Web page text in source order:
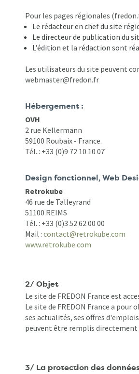
Pour les pages régionales
Le rédacteur en chef du site
Le directeur de publication du
L’édition et la rédaction sont
Les utilisateurs du site peuvent
webmaster@fredon.fr
Hébergement :
OVH
2 rue Kellermann
59100 Roubaix - France.
Tél. : +33 (0)9 72 10 10 07
Design fonctionnel, Web
Retrokube
46 rue de Talleyrand
51100 REIMS
Tél. : +33 (0)3 52 62 00 00
Mail : contact@retrokube.com
www.retrokube.com
2/ Objet
Le site de FREDON France est
Le site de FREDON France a
ses actualités, ses offres
peuvent être remplis
3/ La protection des